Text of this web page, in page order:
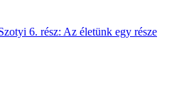
6. rész: Az életünk egy része